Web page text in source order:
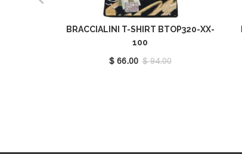
BRACCIALINI T-SHIRT BTOP320-XX-
100
$ 66.00 $ 94.00